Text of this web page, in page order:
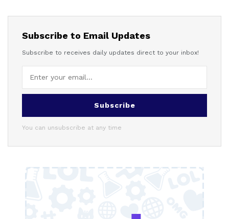
Subscribe to Email Updates
Subscribe to receives daily updates direct to your inbox!
Subscribe
You can unsubscribe at any time